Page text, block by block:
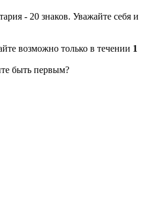
- 20 знаков. Уважайте себя и
возможно только в течении 1
быть первым?